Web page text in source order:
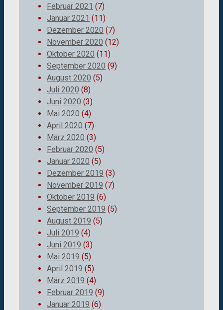
Februar 2021 (7)
Januar 2021 (11)
Dezember 2020 (7)
November 2020 (12)
Oktober 2020 (11)
September 2020 (9)
August 2020 (5)
Juli 2020 (8)
Juni 2020 (3)
Mai 2020 (4)
April 2020 (7)
März 2020 (3)
Februar 2020 (5)
Januar 2020 (5)
Dezember 2019 (3)
November 2019 (7)
Oktober 2019 (6)
September 2019 (5)
August 2019 (5)
Juli 2019 (4)
Juni 2019 (3)
Mai 2019 (5)
April 2019 (5)
März 2019 (4)
Februar 2019 (9)
Januar 2019 (6)